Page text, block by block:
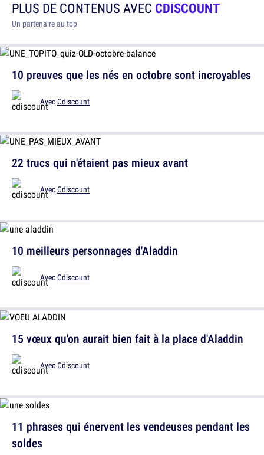
PLUS DE CONTENUS AVEC CDISCOUNT
Un partenaire au top
10 preuves que les nés en octobre sont incroyables
AvecCdiscount
10 meilleurs personnages d'Aladdin
AvecCdiscount
11 phrases qui énervent les vendeuses pendant les
soldes
22 trucs qui n'étaient pas mieux avant
AvecCdiscount
15 vœux qu'on aurait bien fait à la place d'Aladdin
AvecCdiscount